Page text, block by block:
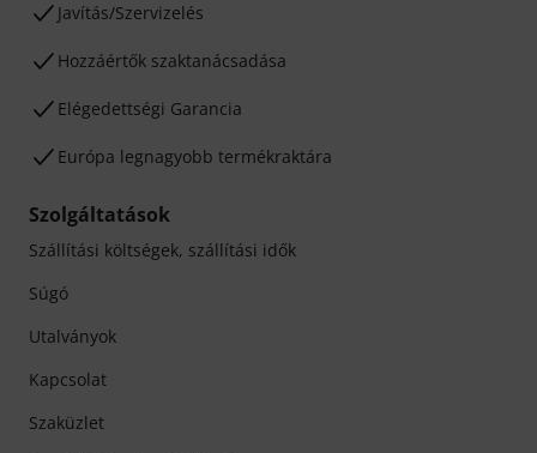
Javítás/Szervizelés
Hozzáértők szaktanácsadása
Elégedettségi Garancia
Európa legnagyobb termékraktára
Szolgáltatások
Szállítási költségek, szállítási idők
Súgó
Utalványok
Kapcsolat
Szaküzlet